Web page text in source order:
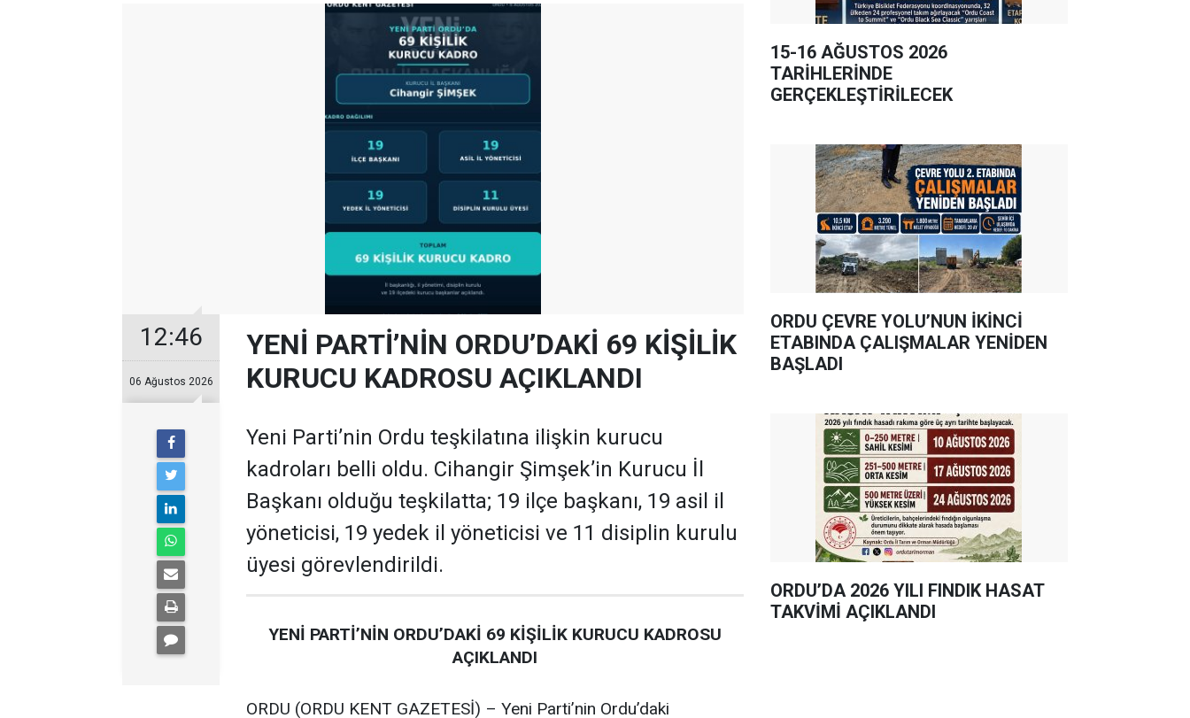
12:46
06 Ağustos 2026
YENİ PARTİ’NİN ORDU’DAKİ 69 KİŞİLİK
KURUCU KADROSU AÇIKLANDI
Yeni Parti’nin Ordu teşkilatına ilişkin kurucu
kadroları belli oldu. Cihangir Şimşek’in Kurucu İl
Başkanı olduğu teşkilatta; 19 ilçe başkanı, 19 asil il
yöneticisi, 19 yedek il yöneticisi ve 11 disiplin kurulu
üyesi görevlendirildi.
YENİ PARTİ’NİN ORDU’DAKİ 69 KİŞİLİK KURUCU KADROSU
AÇIKLANDI
ORDU (ORDU KENT GAZETESİ) – Yeni Parti’nin Ordu’daki
15-16 AĞUSTOS 2026
TARİHLERİNDE
GERÇEKLEŞTİRİLECEK
ORDU ÇEVRE YOLU’NUN İKİNCİ
ETABINDA ÇALIŞMALAR YENİDEN
BAŞLADI
ORDU’DA 2026 YILI FINDIK HASAT
TAKVİMİ AÇIKLANDI